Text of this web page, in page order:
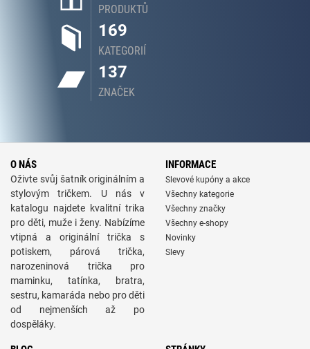
PRODUKTŮ
169
KATEGORIÍ
137
ZNAČEK
O NÁS
Oživte svůj šatník originálním a
stylovým tričkem. U nás v
katalogu najdete kvalitní trika
pro děti, muže i ženy. Nabízíme
vtipná a originální trička s
potiskem, párová trička,
narozeninová trička pro
maminku, tatínka, bratra,
sestru, kamaráda nebo pro děti
od nejmenších až po
dospěláky.
INFORMACE
Slevové kupóny a akce
Všechny kategorie
Všechny značky
Všechny e-shopy
Novinky
Slevy